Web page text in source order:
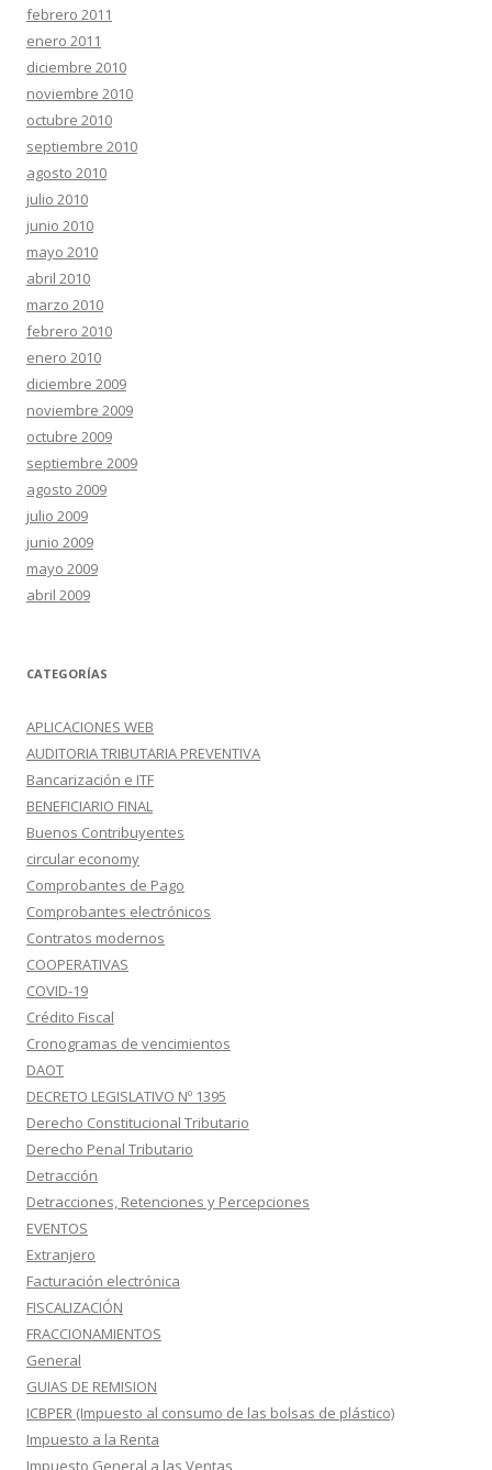
febrero 2011
enero 2011
diciembre 2010
noviembre 2010
octubre 2010
septiembre 2010
agosto 2010
julio 2010
junio 2010
mayo 2010
abril 2010
marzo 2010
febrero 2010
enero 2010
diciembre 2009
noviembre 2009
octubre 2009
septiembre 2009
agosto 2009
julio 2009
junio 2009
mayo 2009
abril 2009
CATEGORÍAS
APLICACIONES WEB
AUDITORIA TRIBUTARIA PREVENTIVA
Bancarización e ITF
BENEFICIARIO FINAL
Buenos Contribuyentes
circular economy
Comprobantes de Pago
Comprobantes electrónicos
Contratos modernos
COOPERATIVAS
COVID-19
Crédito Fiscal
Cronogramas de vencimientos
DAOT
DECRETO LEGISLATIVO Nº 1395
Derecho Constitucional Tributario
Derecho Penal Tributario
Detracción
Detracciones, Retenciones y Percepciones
EVENTOS
Extranjero
Facturación electrónica
FISCALIZACIÓN
FRACCIONAMIENTOS
General
GUIAS DE REMISION
ICBPER (Impuesto al consumo de las bolsas de plástico)
Impuesto a la Renta
Impuesto General a las Ventas